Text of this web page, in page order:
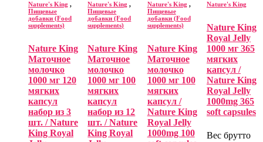
Nature's King ,
Пищевые
добавки (Food
supplements)
Nature King
Маточное
молочко
1000 мг 120
мягких
капсул
набор из 3
шт. / Nature
King Royal
Nature's King ,
Пищевые
добавки (Food
supplements)
Nature King
Маточное
молочко
1000 мг 100
мягких
капсул
набор из 12
шт. / Nature
King Royal
Nature's King ,
Пищевые
добавки (Food
supplements)
Nature King
Маточное
молочко
1000 мг 100
мягких
капсул /
Nature King
Royal Jelly
1000mg 100
Nature's King
Nature King
Royal Jelly
1000 мг 365
мягких
капсул /
Nature King
Royal Jelly
1000mg 365
soft capsules
Вес брутто